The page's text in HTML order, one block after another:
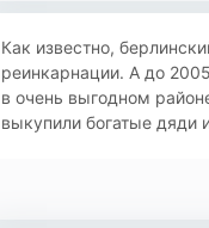
Как известно,
реинкарнации. А до
в очень выгодном
выкупили богатые дяди